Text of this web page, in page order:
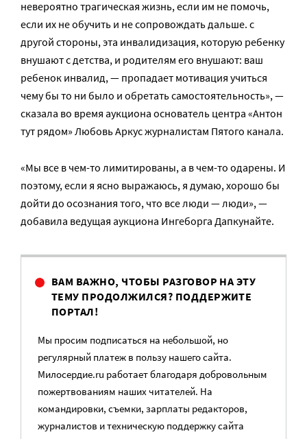
невероятно трагическая жизнь, если им не помочь,
если их не обучить и не сопровождать дальше. с
другой стороны, эта инвалидизация, которую ребенку
внушают с детства, и родителям его внушают: ваш
ребенок инвалид, — пропадает мотивация учиться
чему бы то ни было и обретать самостоятельность», —
сказала во время аукциона основатель центра «Антон
тут рядом» Любовь Аркус журналистам Пятого канала.
«Мы все в чем-то лимитированы, а в чем-то одарены. И
поэтому, если я ясно выражаюсь, я думаю, хорошо бы
дойти до осознания того, что все люди — люди», —
добавила ведущая аукциона Ингеборга Дапкунайте.
ВАМ ВАЖНО, ЧТОБЫ РАЗГОВОР НА ЭТУ
ТЕМУ ПРОДОЛЖИЛСЯ? ПОДДЕРЖИТЕ
ПОРТАЛ!
Мы просим подписаться на небольшой, но
регулярный платеж в пользу нашего сайта.
Милосердие.ru работает благодаря добровольным
пожертвованиям наших читателей. На
командировки, съемки, зарплаты редакторов,
журналистов и техническую поддержку сайта